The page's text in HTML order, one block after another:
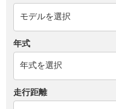
年式
走行距離